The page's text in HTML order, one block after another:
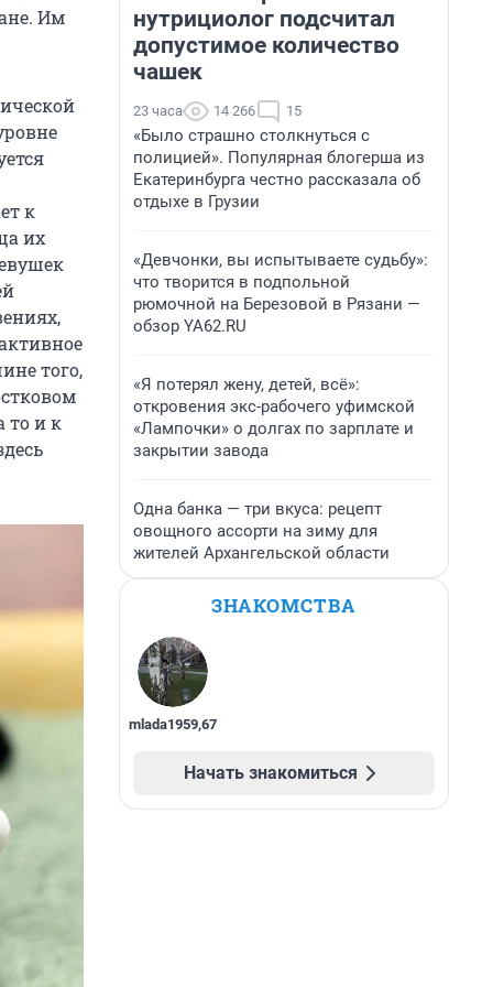
Им
к
их
того,
то и к
нутрициолог подсчитал
допустимое количество
чашек
23 часа 14 266 15
«Было страшно столкнуться с
полицией». Популярная блогерша из
Екатеринбурга честно рассказала об
отдыхе в Грузии
«Девчонки, вы испытываете судьбу»:
что творится в подпольной
рюмочной на Березовой в Рязани —
обзор YA62.RU
«Я потерял жену, детей, всё»:
откровения экс-рабочего уфимской
«Лампочки» о долгах по зарплате и
закрытии завода
Одна банка — три вкуса: рецепт
овощного ассорти на зиму для
жителей Архангельской области
ЗНАКОМСТВА
mlada1959,67
Начать знакомиться